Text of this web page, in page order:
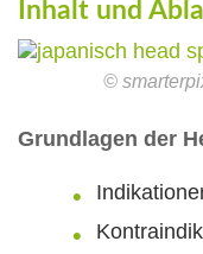
Inhalt und
©
Grundlagen der